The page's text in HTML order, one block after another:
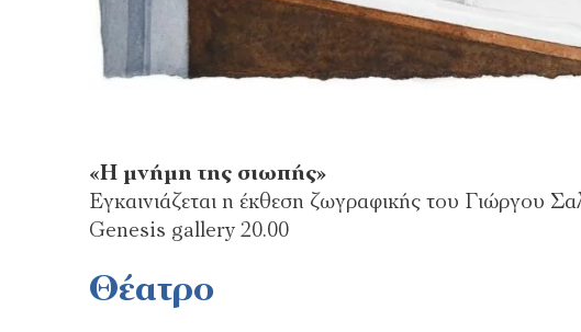
«Η μνήμη της σιωπής»
Εγκαινιάζεται η έκθεση ζωγραφικής του Γιώργου
Genesis gallery 20.00
Θέατρο